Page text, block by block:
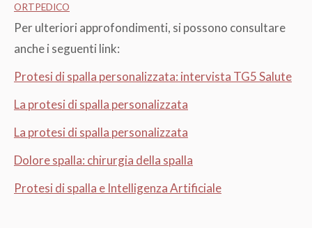
ORTPEDICO
Per ulteriori approfondimenti, si possono consultare
anche i seguenti link:
Protesi di spalla personalizzata: intervista TG5 Salute
La protesi di spalla personalizzata
La protesi di spalla personalizzata
Dolore spalla: chirurgia della spalla
Protesi di spalla e Intelligenza Artificiale